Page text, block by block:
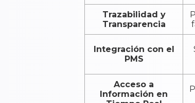
Trazabilidad y
Transparencia
Integración con el
PMS
Acceso a
Información en